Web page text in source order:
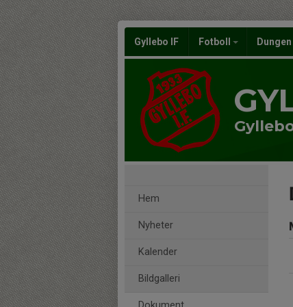
Gyllebo IF Fotboll Dungen
Hem
Nyheter
Kalender
Bildgalleri